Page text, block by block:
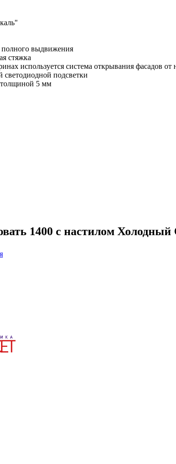
выдвижения
стяжка
используется система открывания фасадов от
светодиодной подсветки
толщиной 5 мм
1400 с настилом